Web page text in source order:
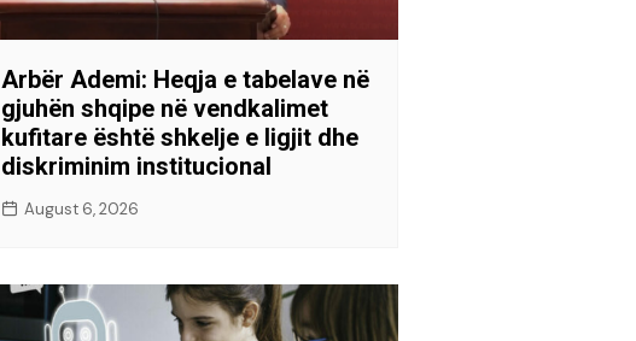
Arbër Ademi: Heqja e tabelave në
gjuhën shqipe në vendkalimet
kufitare është shkelje e ligjit dhe
diskriminim institucional
August 6, 2026